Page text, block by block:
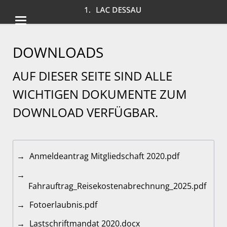
DOWNLOADS
AUF DIESER SEITE SIND ALLE
WICHTIGEN DOKUMENTE ZUM
DOWNLOAD VERFÜGBAR.
Anmeldeantrag Mitgliedschaft 2020.pdf
Fahrauftrag_Reisekostenabrechnung_2025.pdf
Fotoerlaubnis.pdf
Lastschriftmandat 2020.docx